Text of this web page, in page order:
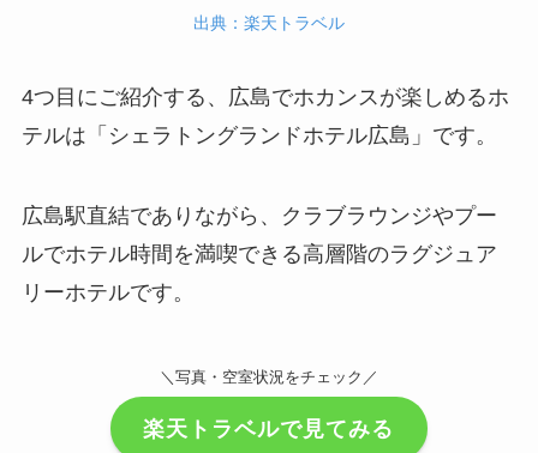
出典：楽天トラベル
4つ目にご紹介する、広島でホカンスが楽しめるホ
テルは「シェラトングランドホテル広島」です。
広島駅直結でありながら、クラブラウンジやプー
ルでホテル時間を満喫できる高層階のラグジュア
リーホテルです。
＼写真・空室状況をチェック／
楽天トラベルで見てみる